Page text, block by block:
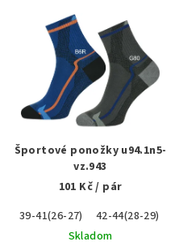
Športové ponožky u94.1n5-
vz.943
101 Kč/ pár
39-41(26-27)
42-44(28-29)
Skladom